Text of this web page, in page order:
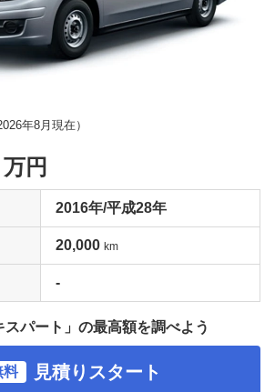
年8月 現在）
万円
2016年/平成28年
20,000 km
-
パート」の最高額を調べよう
料 見積りスタート